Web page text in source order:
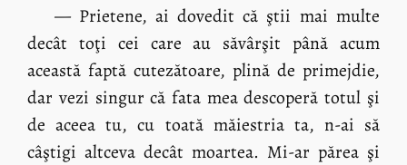
— Prietene, ai dovedit că ştii mai multe
decât toţi cei care au săvârşit până acum
această faptă cutezătoare, plină de primejdie,
dar vezi singur că fata mea descoperă totul şi
de aceea tu, cu toată măiestria ta, n-ai să
câştigi altceva decât moartea. Mi-ar părea şi